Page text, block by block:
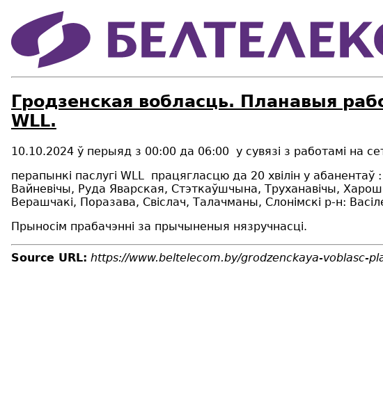
Гродзенcкая вобласць. Планавыя
WLL.
10.10.2024 ў перыяд з 00:00 да 06:00 у сувязі з работамi на
перапынкi паслугі WLL працягласцю да 20 хвілін у абанентаў :
Вайневічы, Руда Яварская, Стэткаўшчына, Труханавічы,
Верашчакі, Поразава, Свіслач, Талачманы, Слонімскі р-н:
Прыносім прабачэнні за прычыненыя нязручнасці.
Source URL: https://www.beltelecom.by/grodzenckaya-voblasc-